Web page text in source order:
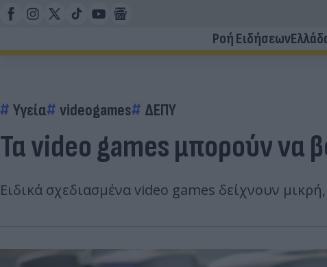
Ροή Ειδήσεων
Υγεία videogames ΔΕΠΥ
Τα video games μπορούν να
Ειδικά σχεδιασμένα video games δείχνουν